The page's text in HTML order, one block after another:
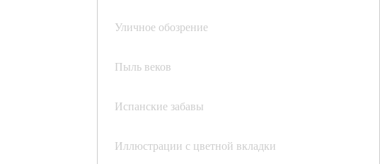
Уличное обозрение
Пыль веков
Испанские забавы
Иллюстрации с цветной вкладки